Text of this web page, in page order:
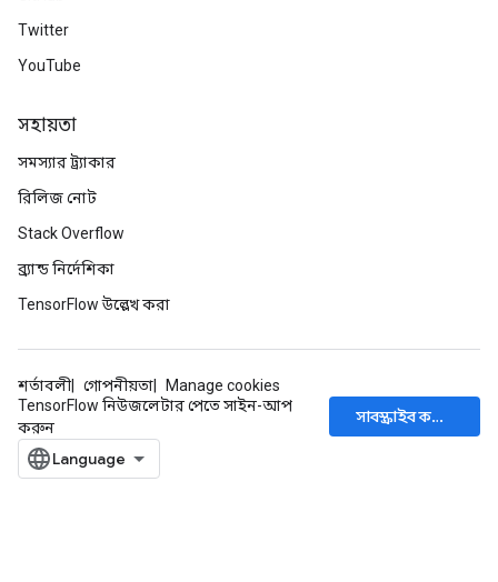
Twitter
YouTube
সহায়তা
সমস্যার ট্র্যাকার
রিলিজ নোট
Stack Overflow
ব্র্যান্ড নির্দেশিকা
TensorFlow উল্লেখ করা
শর্তাবলী গোপনীয়তা
Manage cookies
TensorFlow নিউজলেটার পেতে সাইন-আপ
করুন
সাবস্ক্রাইব করুন